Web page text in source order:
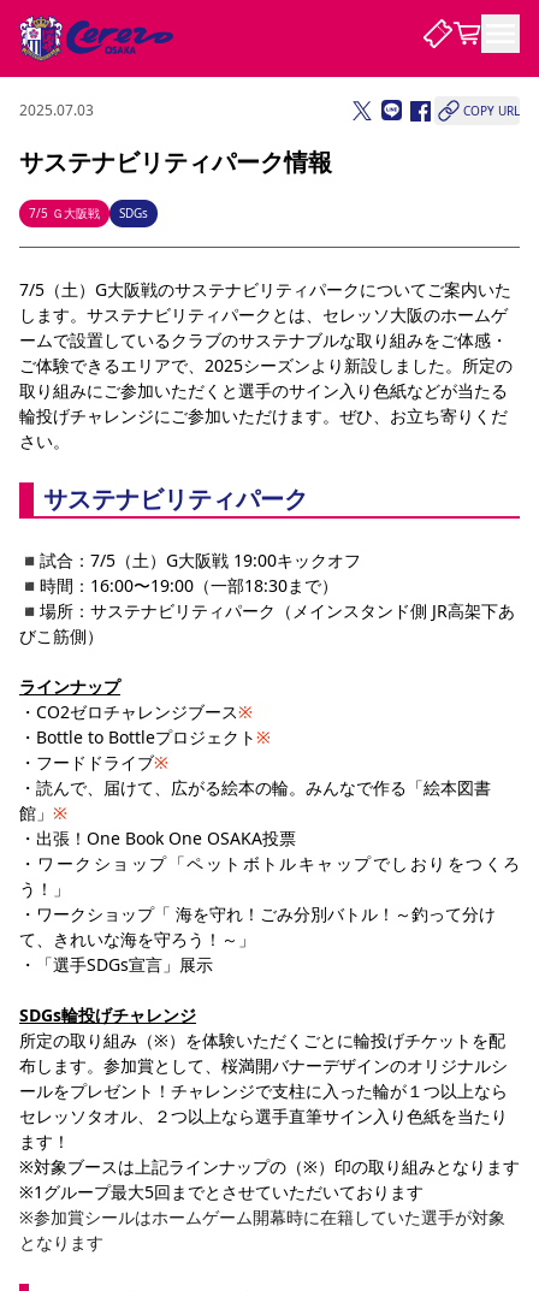
試合・チーム
試合について
試合日程 / 結果 順位表
チームについて
選手・スタッフ スケジュール メディア情報 アクセス
レディース
アカデミー
ハナサカプレーヤー 歴代所属選手
観戦する
チケット
チケット情報 販売スケジュール 価格・席種
購入方法
シーズンシート 法人シーズンシート 福祉サービス 団体チケット
特定興行入場券
譲渡サービス リセールサービス
観戦ガイド
初めて観戦ガイド
スタジアム
YANMAR HANASAKA STADIUM
DAZNで観戦
DAZNで観戦
アウェイツアー
アウェイツアー
よくある質問
よくある質問
クラブを知る
セレッソ大阪について
クラブ紹介 沿革 シーズン記録 求人情報
サポートする
パートナー企業募集中 セレッソ大阪VISAカード
セレッソアイデアちょうだいな 応援商店街
サステナビリティ
サステナビリティポリシー SDGsのゴール インパクトレポート
活動レポート
スポーツクラブ
スポーツクラブ
関連団体/施設
長居公園
セレッソスポーツパーク舞洲
YANMAR HANASAKA STADIUM
セレッソ大阪アカデミー 子供のサッカースクール
大人のサッカースクール その他スポーツクラブ
ファンクラブ
ファンクラブ
SAKURA SOCIO 招待券引換方法 まいセレチケット
婚姻届・出生届・命名書
ニュース
すべて チーム グッズ チケット イベント
ファンクラブ
ホームタウン パートナー スポーツクラブ
レディース
アカデミー
2025.07.03 COPY URL
サステナビリティパーク情報
7/5 Ｇ大阪戦 SDGs
7/5（土）G大阪戦のサステナビリティパークについてご案内いた
します。サステナビリティパークとは、セレッソ大阪のホームゲ
ームで設置しているクラブのサステナブルな取り組みをご体感・
ご体験できるエリアで、2025シーズンより新設しました。所定の
取り組みにご参加いただくと選手のサイン入り色紙などが当たる
輪投げチャレンジにご参加いただけます。ぜひ、お立ち寄りくだ
さい。
サステナビリティパーク
◾️試合：7/5（土）G大阪戦 19:00キックオフ
◾️時間：16:00〜19:00（一部18:30まで）
◾️場所：サステナビリティパーク（メインスタンド側 JR高架下あ
びこ筋側）
ラインナップ
・CO2ゼロチャレンジブース※
・Bottle to Bottleプロジェクト※
・フードドライブ※
・読んで、届けて、広がる絵本の輪。みんなで作る「絵本図書
館」 ※
・出張！One Book One OSAKA投票
・ワークショップ「ペットボトルキャップでしおりをつくろ
う！」
・ワークショップ「 海を守れ！ごみ分別バトル！～釣って分け
て、きれいな海を守ろう！～」
・「選手SDGs宣言」展示
SDGs輪投げチャレンジ
所定の取り組み（※）を体験いただくごとに輪投げチケットを配
布します。参加賞として、桜満開バナーデザインのオリジナルシ
ールをプレゼント！チャレンジで支柱に入った輪が１つ以上なら
セレッソタオル、２つ以上なら選手直筆サイン入り色紙を当たり
ます！
※対象ブースは上記ラインナップの（※）印の取り組みとなります
※1グループ最大5回までとさせていただいております
※参加賞シールはホームゲーム開幕時に在籍していた選手が対象
となります